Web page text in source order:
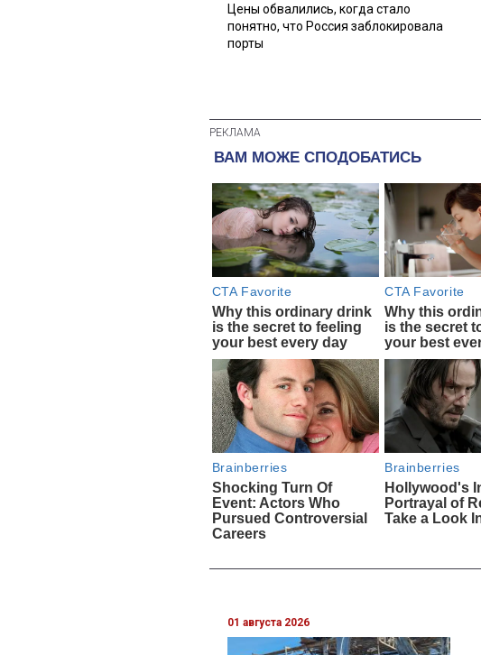
Цены обвалились, когда стало
понятно, что Россия заблокировала
порты
01 августа 2026